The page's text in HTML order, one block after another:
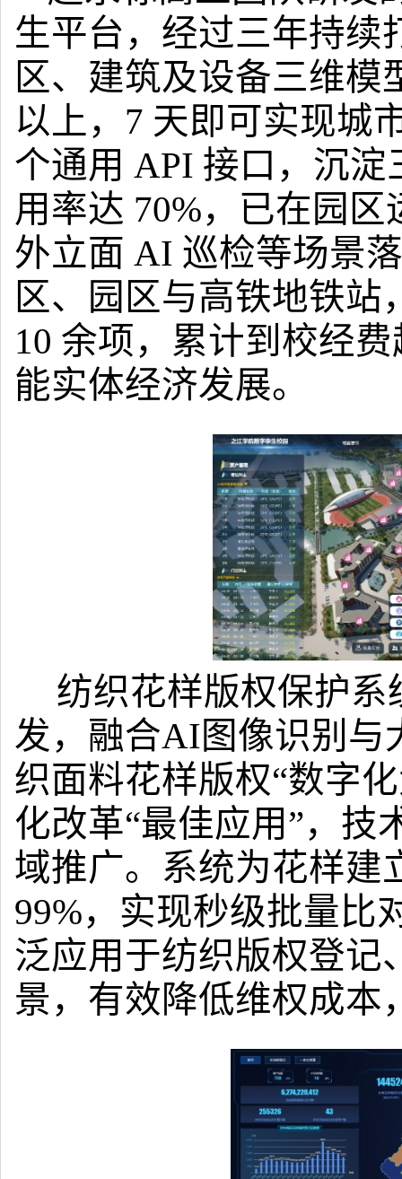
生平台，经过三年持续
区、建筑及设备三维模
以上，7 天即可实现城
个通用 API 接口，沉淀
用率达 70%，已在园
外立面 AI 巡检等场景
区、园区与高铁地铁
10 余项，累计到校经
能实体经济发展。
纺织花样版权保护系
发，融合AI图像识别与
织面料花样版权“数字
化改革“最佳应用”，技
域推广。系统为花样建
99%，实现秒级批量比
泛应用于纺织版权登记
景，有效降低维权成本